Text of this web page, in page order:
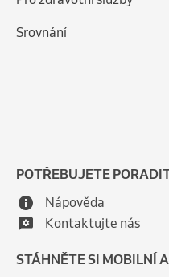
Srovnání
POTŘEBUJETE
Nápověda
Kontaktujte nás
STÁHNĚTE SI MOBILNÍ